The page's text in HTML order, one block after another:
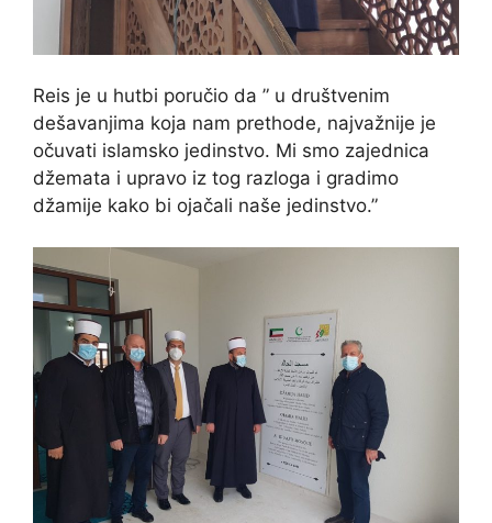
Reis je u hutbi poručio da ” u društvenim
dešavanjima koja nam prethode, najvažnije je
očuvati islamsko jedinstvo. Mi smo zajednica
džemata i upravo iz tog razloga i gradimo
džamije kako bi ojačali naše jedinstvo.”